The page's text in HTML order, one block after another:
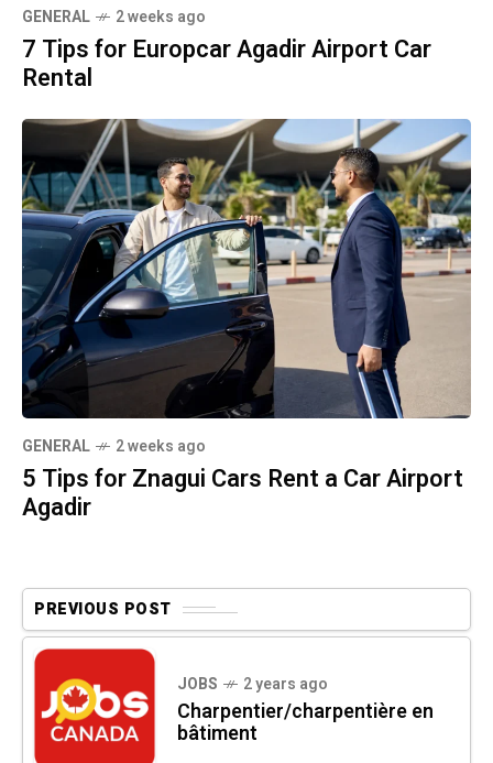
GENERAL 2 weeks ago
7 Tips for Europcar Agadir Airport Car
Rental
GENERAL 2 weeks ago
5 Tips for Znagui Cars Rent a Car Airport
Agadir
PREVIOUS POST
JOBS 2 years ago
Charpentier/charpentière en
bâtiment